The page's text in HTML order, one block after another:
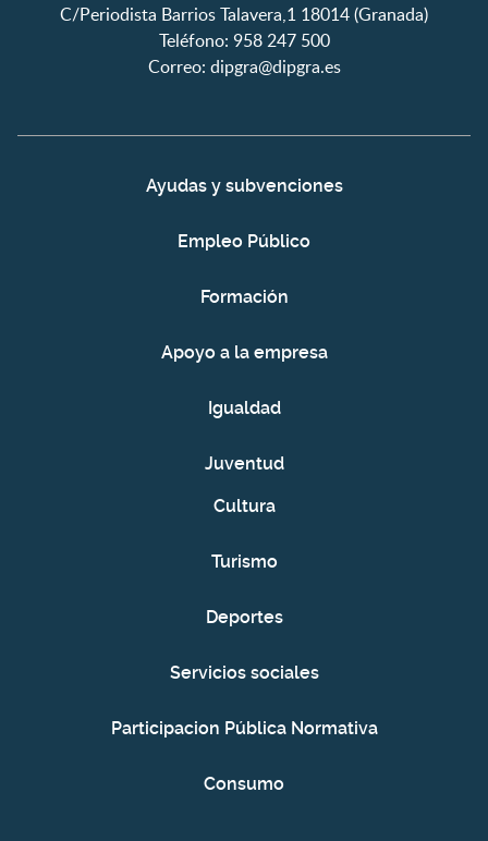
C/Periodista Barrios Talavera,1 18014 (Granada)
Teléfono: 958 247 500
Correo: dipgra@dipgra.es
Ayudas y subvenciones
Empleo Público
Formación
Apoyo a la empresa
Igualdad
Juventud
Cultura
Turismo
Deportes
Servicios sociales
Participacion Pública Normativa
Consumo